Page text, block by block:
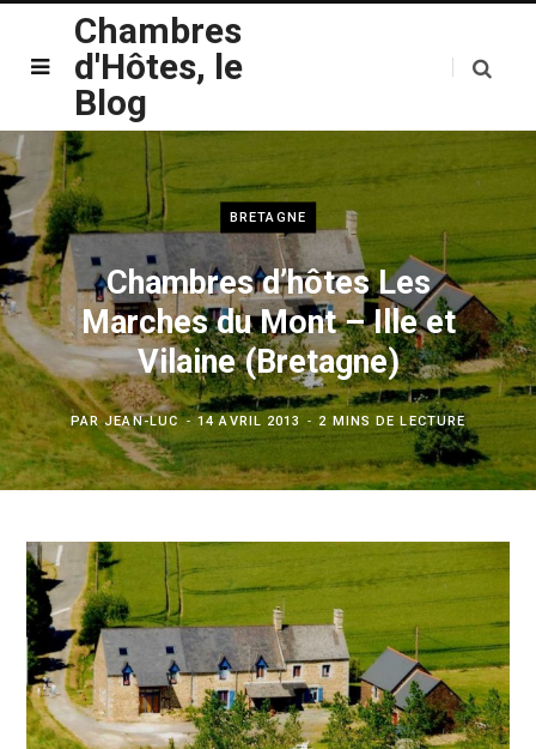
Chambres
d'Hôtes, le
Blog
BRETAGNE
Chambres d’hôtes Les
Marches du Mont – Ille et
Vilaine (Bretagne)
PARJEAN-LUC 14 AVRIL 2013 2 MINS DE LECTURE